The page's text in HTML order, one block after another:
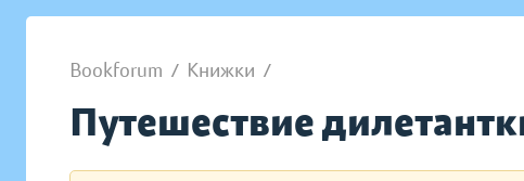
Bookforum / Книжки /
Путешествие